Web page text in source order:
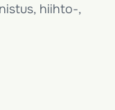
hiihto-,